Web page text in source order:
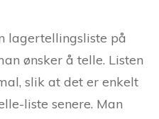
lagertellingsliste på
ønsker å telle. Listen
slik at det er enkelt
liste senere. Man